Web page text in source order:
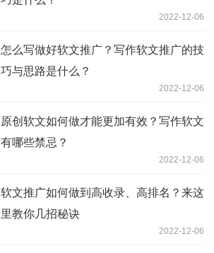
2022-12-06
怎么写做好软文推广？写作软文推广的技
巧与思路是什么？
2022-12-06
原创软文如何做才能更加有效？写作软文
有哪些禁忌？
2022-12-06
软文推广如何做到高收录、高排名？来这
里教你几招秘诀
2022-12-06